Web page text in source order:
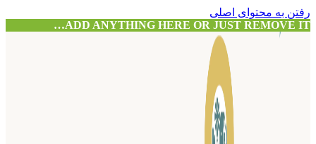
رفتن به محتوای اصلی
ADD ANYTHING HERE OR JUST REMOVE IT…